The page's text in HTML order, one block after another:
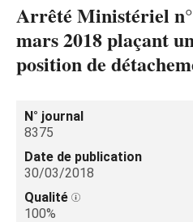
Arrêté Ministériel
mars 2018 plaçant
position de
N° journal
8375
Date de publication
30/03/2018
Qualité
100%